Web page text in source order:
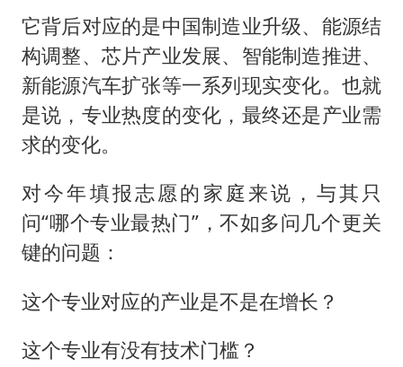
它背后对应的是中国制造业升级、能源结
构调整、芯片产业发展、智能制造推进、
新能源汽车扩张等一系列现实变化。也就
是说，专业热度的变化，最终还是产业需
求的变化。
对今年填报志愿的家庭来说，与其只
问“哪个专业最热门”，不如多问几个更关
键的问题：
这个专业对应的产业是不是在增长？
这个专业有没有技术门槛？